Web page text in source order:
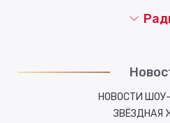
НОВОСТИ
ЗВЁЗДНАЯ